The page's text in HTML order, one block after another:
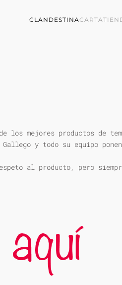
CLANDESTINACARTA
los mejores productos de
Gallego y todo su equipo
al producto, pero